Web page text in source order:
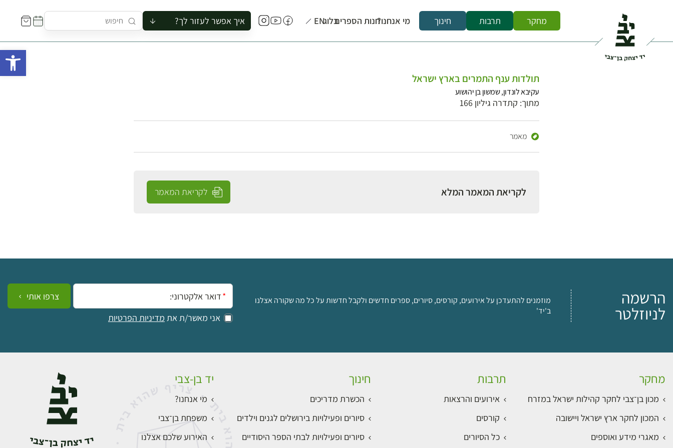
מחקר תרבות חינוך מי אנחנו?חנות הספריםבלוגEN איך אפשר לעזור לך?
להזמין סיור לקבוצה
תולדות ענף התמרים בארץ ישראל
עקיבא לונדון, שמשון בן יהושוע
מתוך: קתדרה גיליון 166
מאמר
לקריאת המאמר המלא לקריאת המאמר
הרשמה
לניוזלטר
מוזמנים להתעדכן על אירועים, קורסים, סיורים, ספרים חדשים ולקבל חדשות על כל מה שקורה אצלנו
ב'יד'
אימייל:
אני מאשר/ת את מדיניות הפרטיות
צרפו אותי
מחקר
מכון בן־צבי לחקר קהילות ישראל במזרח
המכון לחקר ארץ ישראל ויישובה
מאגרי מידע ואוספים
תרבות
אירועים והרצאות
קורסים
כל הסיורים
חינוך
הכשרת מדריכים
סיורים ופעילויות בירושלים לגנים וילדים
סיורים ופעילויות לבתי הספר היסודיים
יד בן-צבי
מי אנחנו?
משפחת בן־צבי
האירוע שלכם אצלנו